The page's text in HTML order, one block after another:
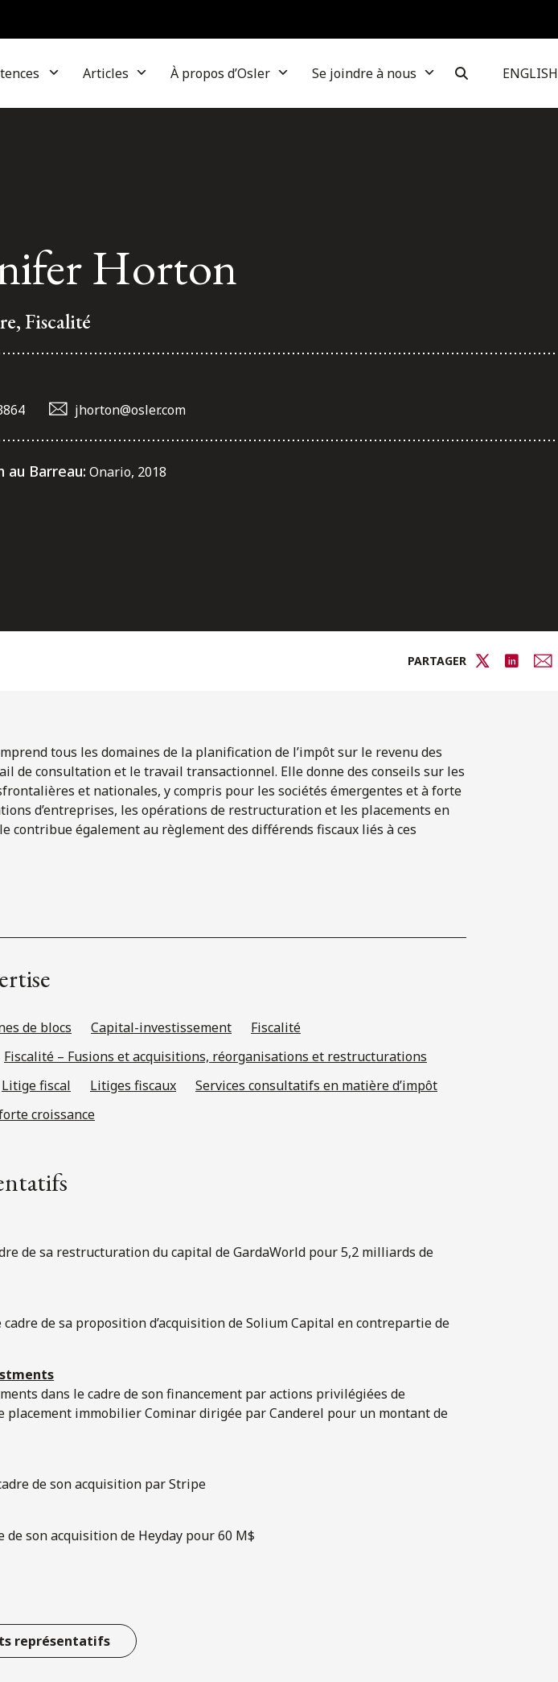
Articles À propos d’Osler Se joindre à nous ENGLISH
Horton
Fiscalité
jhorton@osler.com
au Barreau: Onario, 2018
PARTAGER
tous les domaines de la planification de l’impôt sur le revenu des
de consultation et le travail transactionnel. Elle donne des conseils sur les
et nationales, y compris pour les sociétés émergentes et à forte
d’entreprises, les opérations de restructuration et les placements en
contribue également au règlement des différends fiscaux liés à ces
de blocs Capital-investissement
Fiscalité
Fiscalité – Fusions et acquisitions, réorganisations et restructurations
Litige fiscal Litiges fiscaux
Services consultatifs en matière d’impôt
croissance
de sa restructuration du capital de GardaWorld pour 5,2 milliards de
de sa proposition d’acquisition de Solium Capital en contrepartie de
dans le cadre de son financement par actions privilégiées de
placement immobilier Cominar dirigée par Canderel pour un montant de
de son acquisition par Stripe
de son acquisition de Heyday pour 60 M$
représentatifs